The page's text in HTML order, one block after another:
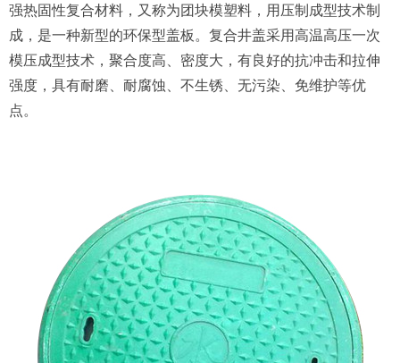
强热固性复合材料，又称为团块模塑料，用压制成型技术制
成，是一种新型的环保型盖板。复合井盖采用高温高压一次
模压成型技术，聚合度高、密度大，有良好的抗冲击和拉伸
强度，具有耐磨、耐腐蚀、不生锈、无污染、免维护等优
点。